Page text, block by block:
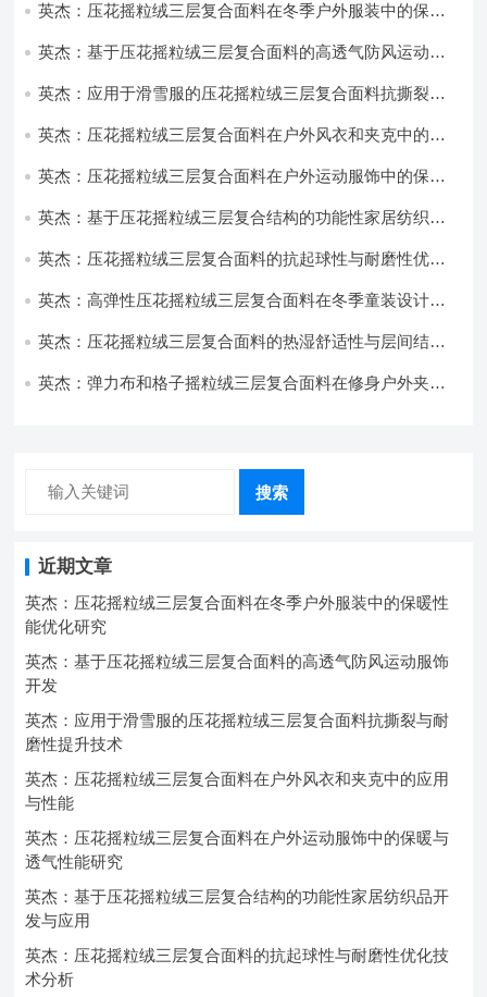
英杰：压花摇粒绒三层复合面料在冬季户外服装中的保暖
英杰：基于压花摇粒绒三层复合面料的高透气防风运动服
英杰：应用于滑雪服的压花摇粒绒三层复合面料抗撕裂与
英杰：压花摇粒绒三层复合面料在户外风衣和夹克中的应
英杰：压花摇粒绒三层复合面料在户外运动服饰中的保暖
英杰：基于压花摇粒绒三层复合结构的功能性家居纺织品
英杰：压花摇粒绒三层复合面料的抗起球性与耐磨性优化
英杰：高弹性压花摇粒绒三层复合面料在冬季童装设计中
英杰：压花摇粒绒三层复合面料的热湿舒适性与层间结合
英杰：弹力布和格子摇粒绒三层复合面料在修身户外夹克
搜索
近期文章
英杰：压花摇粒绒三层复合面料在冬季户外服装中的保暖性
能优化研究
英杰：基于压花摇粒绒三层复合面料的高透气防风运动服饰
开发
英杰：应用于滑雪服的压花摇粒绒三层复合面料抗撕裂与耐
磨性提升技术
英杰：压花摇粒绒三层复合面料在户外风衣和夹克中的应用
与性能
英杰：压花摇粒绒三层复合面料在户外运动服饰中的保暖与
透气性能研究
英杰：基于压花摇粒绒三层复合结构的功能性家居纺织品开
发与应用
英杰：压花摇粒绒三层复合面料的抗起球性与耐磨性优化技
术分析